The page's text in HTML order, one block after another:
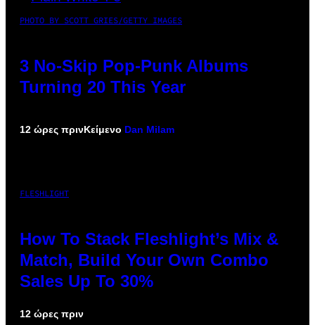
PHOTO BY SCOTT GRIES/GETTY IMAGES
3 No-Skip Pop-Punk Albums
Turning 20 This Year
12 ώρες πρινΚείμενο Dan Milam
FLESHLIGHT
How To Stack Fleshlight’s Mix &
Match, Build Your Own Combo
Sales Up To 30%
12 ώρες πριν